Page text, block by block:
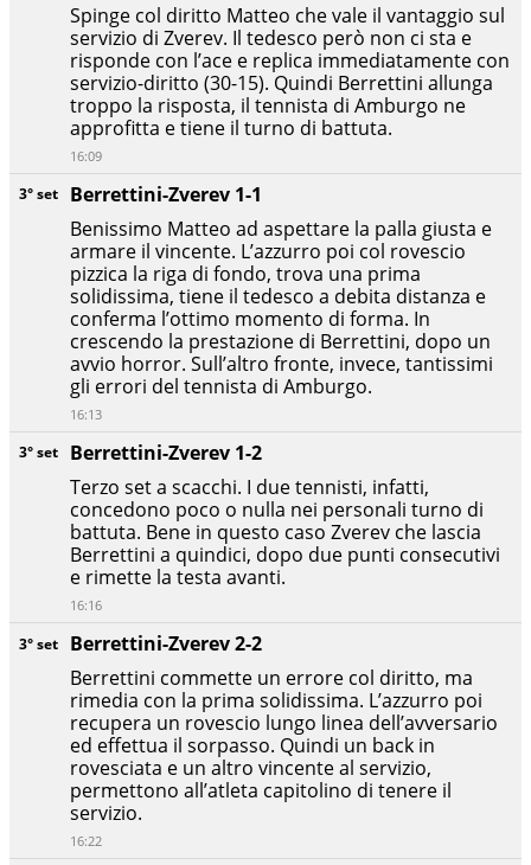
3° set
Berrettini-Zverev 2-2
Berrettini commette un errore col diritto, ma
rimedia con la prima solidissima. L’azzurro poi
recupera un rovescio lungo linea dell’avversario
ed effettua il sorpasso. Quindi un back in
rovesciata e un altro vincente al servizio,
permettono all’atleta capitolino di tenere il
servizio.
16:22
3° set
Berrettini-Zverev 1-2
Terzo set a scacchi. I due tennisti, infatti,
concedono poco o nulla nei personali turno di
battuta. Bene in questo caso Zverev che lascia
Berrettini a quindici, dopo due punti consecutivi
e rimette la testa avanti.
16:16
3° set
Berrettini-Zverev 1-1
Benissimo Matteo ad aspettare la palla giusta e
armare il vincente. L’azzurro poi col rovescio
pizzica la riga di fondo, trova una prima
solidissima, tiene il tedesco a debita distanza e
conferma l’ottimo momento di forma. In
crescendo la prestazione di Berrettini, dopo un
avvio horror. Sull’altro fronte, invece, tantissimi
gli errori del tennista di Amburgo.
16:13
Spinge col diritto Matteo che vale il vantaggio sul
servizio di Zverev. Il tedesco però non ci sta e
risponde con l’ace e replica immediatamente con
servizio-diritto (30-15). Quindi Berrettini allunga
troppo la risposta, il tennista di Amburgo ne
approfitta e tiene il turno di battuta.
16:09